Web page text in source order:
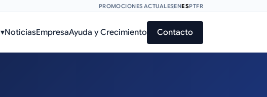
PROMOCIONES ACTUALESENESPTFR
▾NoticiasEmpresaAyuda y Crecimiento Contacto